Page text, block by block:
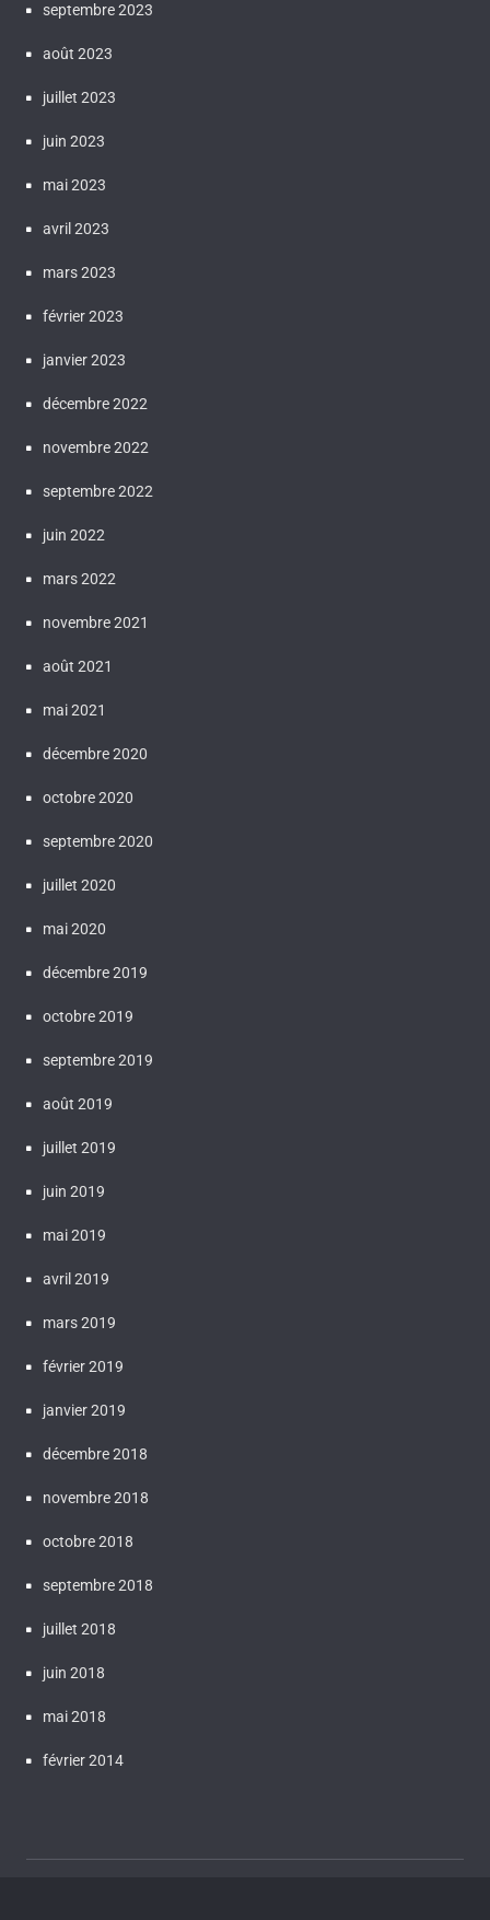
septembre 2023
août 2023
juillet 2023
juin 2023
mai 2023
avril 2023
mars 2023
février 2023
janvier 2023
décembre 2022
novembre 2022
septembre 2022
juin 2022
mars 2022
novembre 2021
août 2021
mai 2021
décembre 2020
octobre 2020
septembre 2020
juillet 2020
mai 2020
décembre 2019
octobre 2019
septembre 2019
août 2019
juillet 2019
juin 2019
mai 2019
avril 2019
mars 2019
février 2019
janvier 2019
décembre 2018
novembre 2018
octobre 2018
septembre 2018
juillet 2018
juin 2018
mai 2018
février 2014